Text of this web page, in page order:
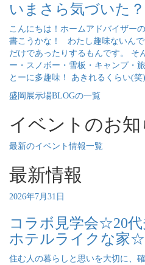
いまさら気づいた
こんにちは！ホームアドバイザー
書こうかな！ わたし趣味ないん
だけであったりするもんです。 そ
ー・スノボー・雪板・キャンプ・
とーに多趣味！ あきれるくらい(
盛岡展示場BLOGの一覧
イベントのお知
最新のイベント情報一覧
最新情報
2026年7月31日
コラボ見学会☆20
ホテルライクな家☆
住む人の暮らしと思いを大切に、